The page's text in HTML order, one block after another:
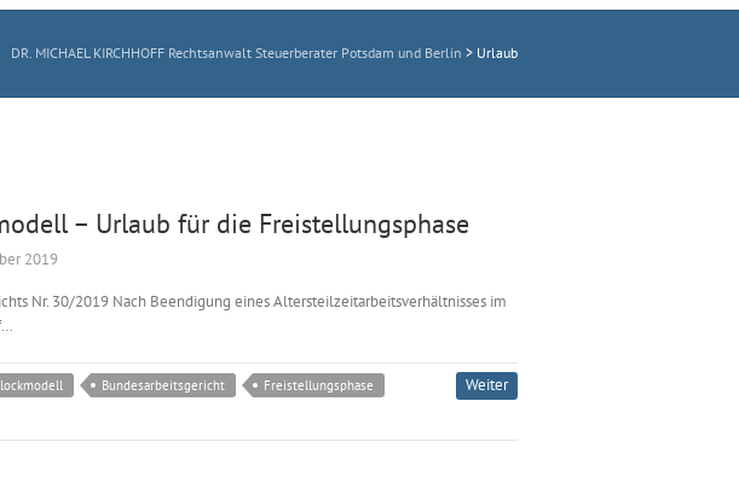
DR. MICHAEL KIRCHHOFF Rechtsanwalt Steuerberater Potsdam und Berlin > Urlaub
– Urlaub für die Freistellungsphase
2019
Nr. 30/2019 Nach Beendigung eines Altersteilzeitarbeitsverhältnisses im
Bundesarbeitsgericht
Freistellungsphase
Weiter